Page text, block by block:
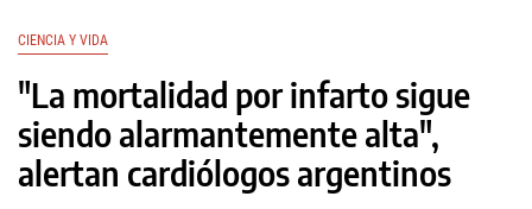
CIENCIA Y VIDA
"La mortalidad por infarto sigue
siendo alarmantemente alta",
alertan cardiólogos argentinos